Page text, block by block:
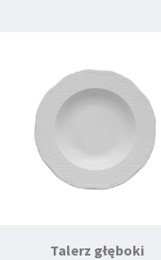
Talerz głęboki